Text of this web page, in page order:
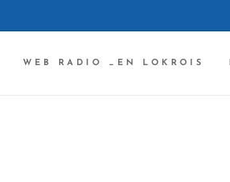
WEB RADIO _EN LOKROIS